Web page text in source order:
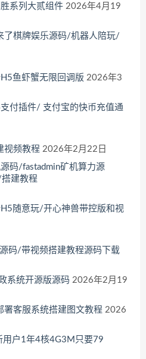
系列大贰组件 2026年4月19
了棋牌娱乐源码/机器人陪玩/
鱼虾蟹无限回调版 2026年3
付插件/ 支付宝的快币充值通
视频教程 2026年2月22日
码/fastadmin矿机算力源
建教程
随意玩/开心神兽带控版和视
码/带视频搭建教程源码下载
系统开源版源码 2026年2月19
客服系统搭建图文教程 2026
用户1年4核4G3M只要79